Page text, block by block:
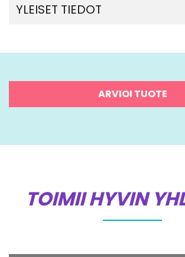
YLEISET TIEDOT
ARVIOI TUOTE
TOIMII HYVIN